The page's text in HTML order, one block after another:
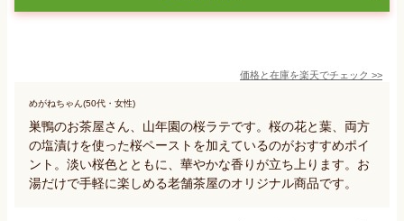
価格と在庫を楽天でチェック >>
めがねちゃん(50代・女性)
巣鴨のお茶屋さん、山年園の桜ラテです。桜の花と葉、両方
の塩漬けを使った桜ペーストを加えているのがおすすめポイ
ント。淡い桜色とともに、華やかな香りが立ち上ります。お
湯だけで手軽に楽しめる老舗茶屋のオリジナル商品です。